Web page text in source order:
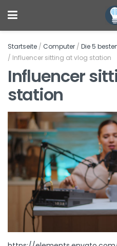
Startseite / Computer / Die 5
/ Influencer sitting at vlog station
Influencer
station